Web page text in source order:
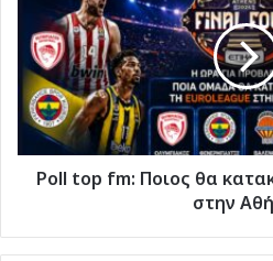
Ποιος
θα
κατακτήσει
τη
EuroLeague
στην
Αθήνα;
Poll top fm: Ποιος θα
στην